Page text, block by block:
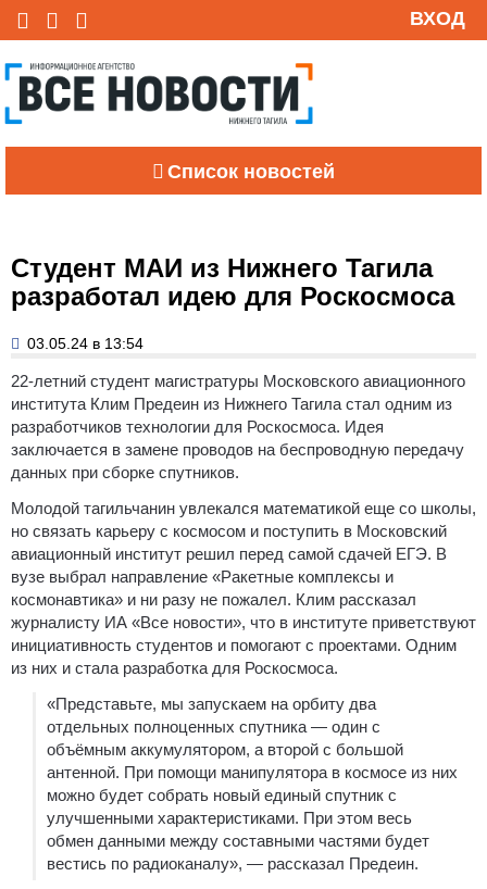
ВХОД
Список новостей
Студент МАИ из Нижнего Тагила
разработал идею для Роскосмоса
03.05.24 в 13:54
22-летний студент магистратуры Московского авиационного
института Клим Предеин из Нижнего Тагила стал одним из
разработчиков технологии для Роскосмоса. Идея
заключается в замене проводов на беспроводную передачу
данных при сборке спутников.
Молодой тагильчанин увлекался математикой еще со школы,
но связать карьеру с космосом и поступить в Московский
авиационный институт решил перед самой сдачей ЕГЭ. В
вузе выбрал направление «Ракетные комплексы и
космонавтика» и ни разу не пожалел. Клим рассказал
журналисту ИА «Все новости», что в институте приветствуют
инициативность студентов и помогают с проектами. Одним
из них и стала разработка для Роскосмоса.
«Представьте, мы запускаем на орбиту два
отдельных полноценных спутника — один с
объёмным аккумулятором, а второй с большой
антенной. При помощи манипулятора в космосе из них
можно будет собрать новый единый спутник с
улучшенными характеристиками. При этом весь
обмен данными между составными частями будет
вестись по радиоканалу», — рассказал Предеин.